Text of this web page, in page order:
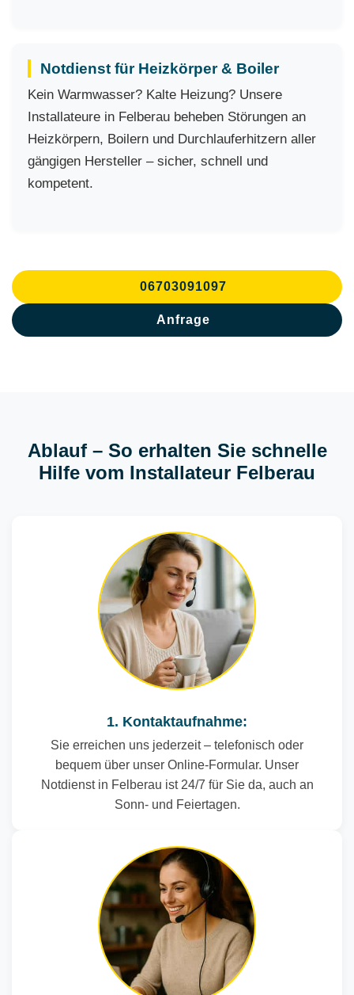
Notdienst für Heizkörper & Boiler
Kein Warmwasser? Kalte Heizung? Unsere
Installateure in Felberau beheben Störungen an
Heizkörpern, Boilern und Durchlauferhitzern aller
gängigen Hersteller – sicher, schnell und
kompetent.
06703091097
Anfrage
Ablauf – So erhalten Sie schnelle
Hilfe vom Installateur Felberau
1. Kontaktaufnahme:
Sie erreichen uns jederzeit – telefonisch oder
bequem über unser Online-Formular. Unser
Notdienst in Felberau ist 24/7 für Sie da, auch an
Sonn- und Feiertagen.